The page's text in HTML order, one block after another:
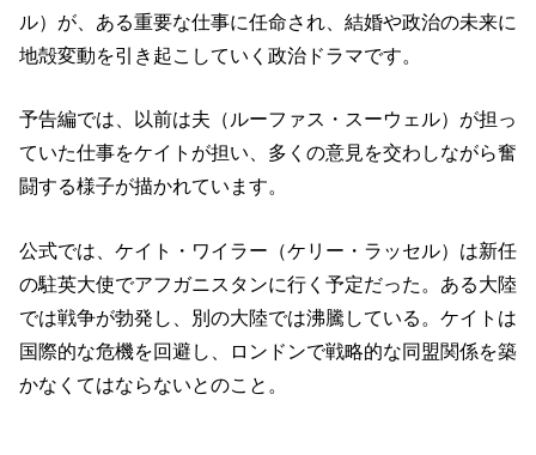
ル）が、ある重要な仕事に任命され、結婚や政治の未来に
地殻変動を引き起こしていく政治ドラマです。
予告編では、以前は夫（ルーファス・スーウェル）が担っ
ていた仕事をケイトが担い、多くの意見を交わしながら奮
闘する様子が描かれています。
公式では、ケイト・ワイラー（ケリー・ラッセル）は新任
の駐英大使でアフガニスタンに行く予定だった。ある大陸
では戦争が勃発し、別の大陸では沸騰している。ケイトは
国際的な危機を回避し、ロンドンで戦略的な同盟関係を築
かなくてはならないとのこと。